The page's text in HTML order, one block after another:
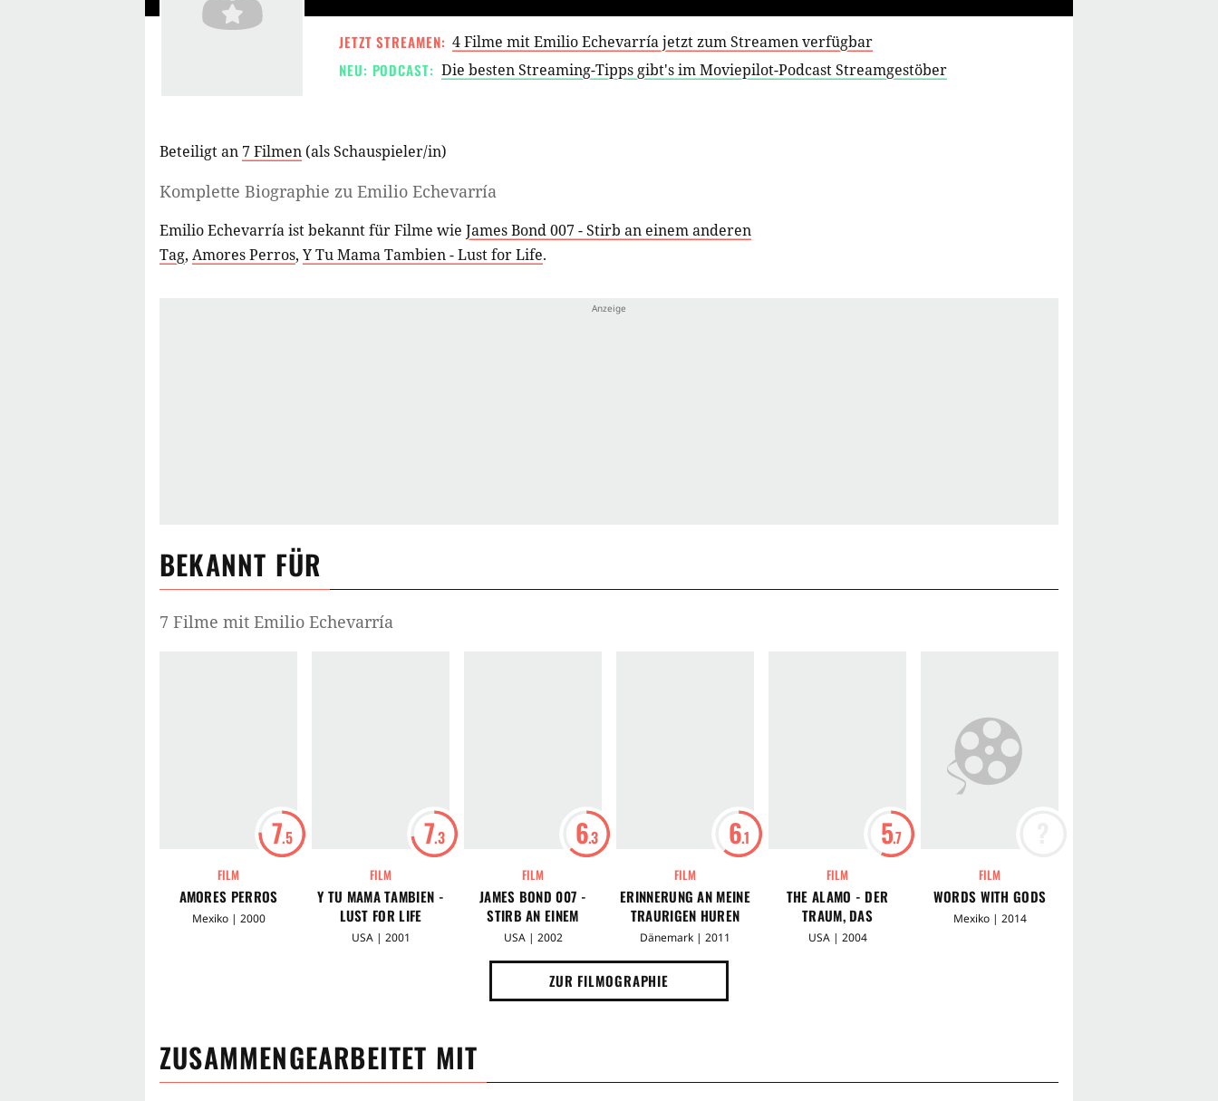
JETZT STREAMEN: 4 Filme mit Emilio Echevarría jetzt zum Streamen verfügbar
NEU: PODCAST: Die besten Streaming-Tipps gibt's im Moviepilot-Podcast Streamgestöber
Beteiligt an 7 Filmen (alsSchauspieler/in)
Komplette Biographie zu Emilio Echevarría
Emilio Echevarría ist bekannt für Filme wie James Bond 007 - Stirb an einem anderen
Tag, Amores Perros, Y Tu Mama Tambien - Lust for Life.
BEKANNT FÜR
7 Filme mit Emilio Echevarría
7.5
FILM
AMORES PERROS
Mexiko | 2000
7.3
FILM
Y TU MAMA TAMBIEN -
LUST FOR LIFE
USA | 2001
6.3
FILM
JAMES BOND 007 -
STIRB AN EINEM
ANDEREN TAG
USA | 2002
6.1
FILM
ERINNERUNG AN MEINE
TRAURIGEN HUREN
Dänemark | 2011
5.7
FILM
THE ALAMO - DER
TRAUM, DAS
SCHICKSAL, DIE
USA | 2004
FILM
WORDS WITH GODS
Mexiko | 2014
ZUR FILMOGRAPHIE
ZUSAMMENGEARBEITET MIT